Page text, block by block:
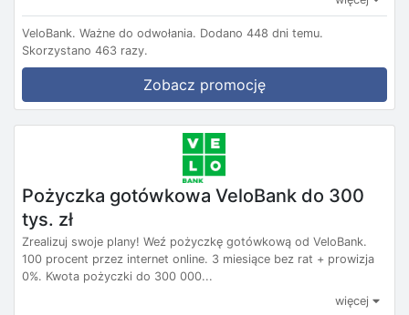
VeloBank. Ważne do odwołania. Dodano 448 dni temu.
Skorzystano 463 razy.
Zobacz promocję
Pożyczka gotówkowa VeloBank do 300
tys. zł
Zrealizuj swoje plany! Weź pożyczkę gotówkową od VeloBank.
100 procent przez internet online. 3 miesiące bez rat + prowizja
0%. Kwota pożyczki do 300 000...
więcej